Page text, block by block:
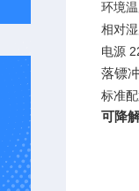
环境
相对
电源
落镖
标准
可降